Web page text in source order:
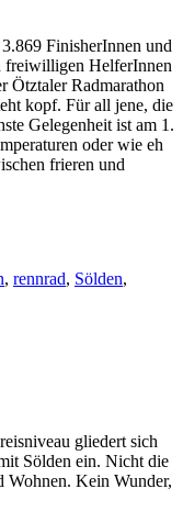
FinisherInnen und
freiwilligen HelferInnen
Ötztaler Radmarathon
kopf. Für all jene, die
Gelegenheit ist am 1.
oder wie eh
frieren und
, rennrad, Sölden,
gliedert sich
Sölden ein. Nicht die
Wohnen. Kein Wunder,